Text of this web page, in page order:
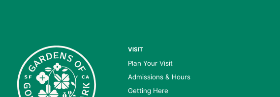
VISIT
Plan Your Visit
Admissions & Hours
Getting Here